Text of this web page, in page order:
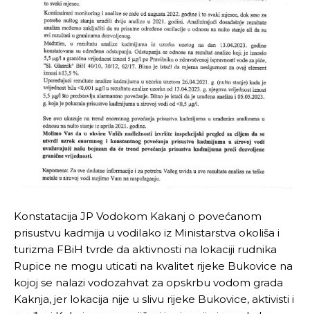
Konstatacija JP Vodokom Kakanj o povećanom
prisustvu kadmija u vodiIako iz Ministarstva okoliša i
turizma FBiH tvrde da aktivnosti na lokaciji rudnika
Rupice ne mogu uticati na kvalitet rijeke Bukovice na
kojoj se nalazi vodozahvat za opskrbu vodom grada
Kaknja, jer lokacija nije u slivu rijeke Bukovice, aktivisti i